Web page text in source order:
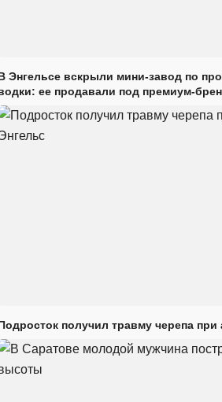
Энгельсе вскрыли мини-завод по
ее продавали под премиум-
получил травму черепа при